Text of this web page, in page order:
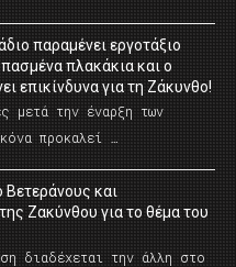
παραμένει εργοτάξιο
πλακάκια και ο
επικίνδυνα για τη Ζάκυνθο!
μετά την έναρξη των
προκαλεί …
και
Ζακύνθου για το θέμα του
διαδέχεται την άλλη στο